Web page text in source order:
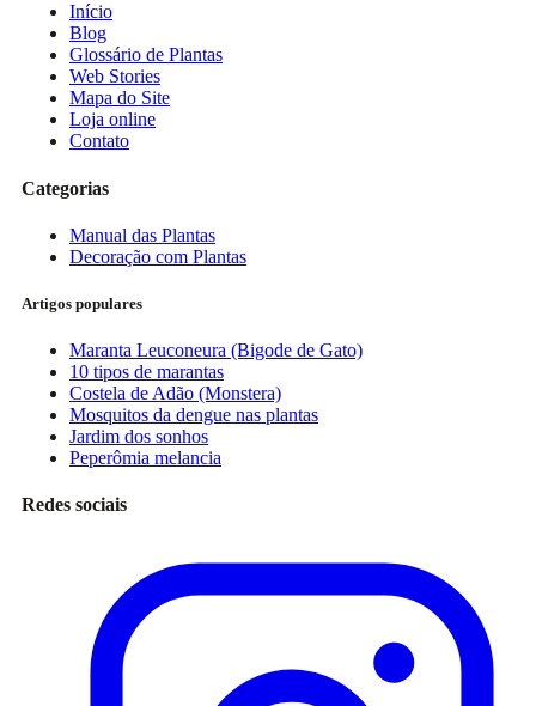
Início
Blog
Glossário de Plantas
Web Stories
Mapa do Site
Loja online
Contato
Categorias
Manual das Plantas
Decoração com Plantas
Artigos populares
Maranta Leuconeura (Bigode de Gato)
10 tipos de marantas
Costela de Adão (Monstera)
Mosquitos da dengue nas plantas
Jardim dos sonhos
Peperômia melancia
Redes sociais